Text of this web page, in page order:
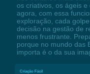
os criativos, os ágeis
agora, com essa
exploração, cada
decisão na gestão de
menos frustrante.
porque no mundo das
importa é o da sua
Criação Fácil